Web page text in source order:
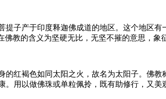
子产于印度释迦佛成道的地区。这个地区
教的含义为坚硬无比，无坚不摧的意思，象
红褐色如同太阳之火，故名为太阳子。佛
用以做佛珠或单粒佩拎，既有助修行，又美